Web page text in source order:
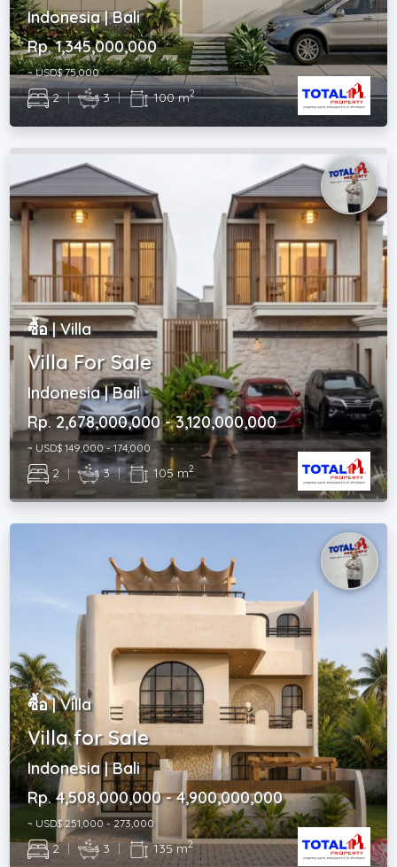
Indonesia | Bali
Rp. 1,345,000,000
~ USD$ 75,000
2 | 3 | 100 m2
ซื้อ | Villa
Villa For Sale
Indonesia | Bali
Rp. 2,678,000,000 - 3,120,000,000
~ USD$ 149,000 - 174,000
2 | 3 | 105 m2
ซื้อ | Villa
Villa for Sale
Indonesia | Bali
Rp. 4,508,000,000 - 4,900,000,000
~ USD$ 251,000 - 273,000
2 | 3 | 135 m2